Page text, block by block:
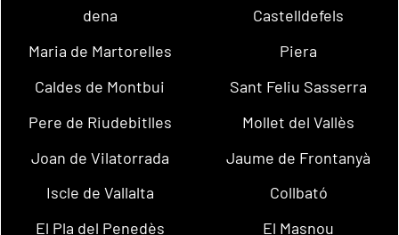
dena
Castelldefels
Maria de Martorelles
Piera
Caldes de Montbui
Sant Feliu Sasserra
Pere de Riudebitlles
Mollet del Vallès
Joan de Vilatorrada
Jaume de Frontanyà
Iscle de Vallalta
Collbató
El Pla del Penedès
El Masnou